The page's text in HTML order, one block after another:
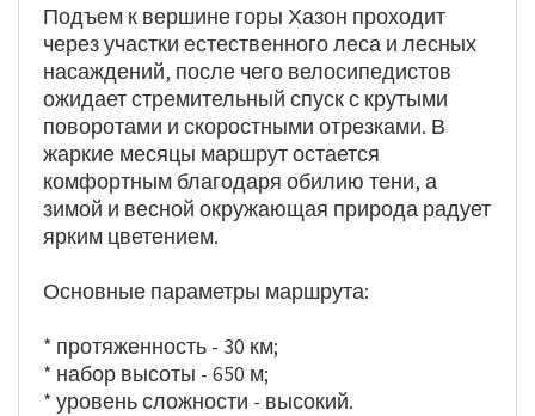
Подъем к вершине горы Хазон проходит
через участки естественного леса и лесных
насаждений, после чего велосипедистов
ожидает стремительный спуск с крутыми
поворотами и скоростными отрезками. В
жаркие месяцы маршрут остается
комфортным благодаря обилию тени, а
зимой и весной окружающая природа радует
ярким цветением.
Основные параметры маршрута:
* протяженность - 30 км;
* набор высоты - 650 м;
* уровень сложности - высокий.